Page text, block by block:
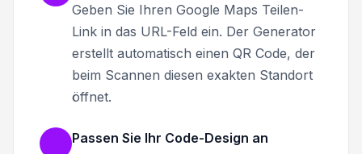
Geben Sie Ihren Google Maps Teilen-
Link in das URL-Feld ein. Der Generator
erstellt automatisch einen QR Code, der
beim Scannen diesen exakten Standort
öffnet.
Passen Sie Ihr Code-Design an